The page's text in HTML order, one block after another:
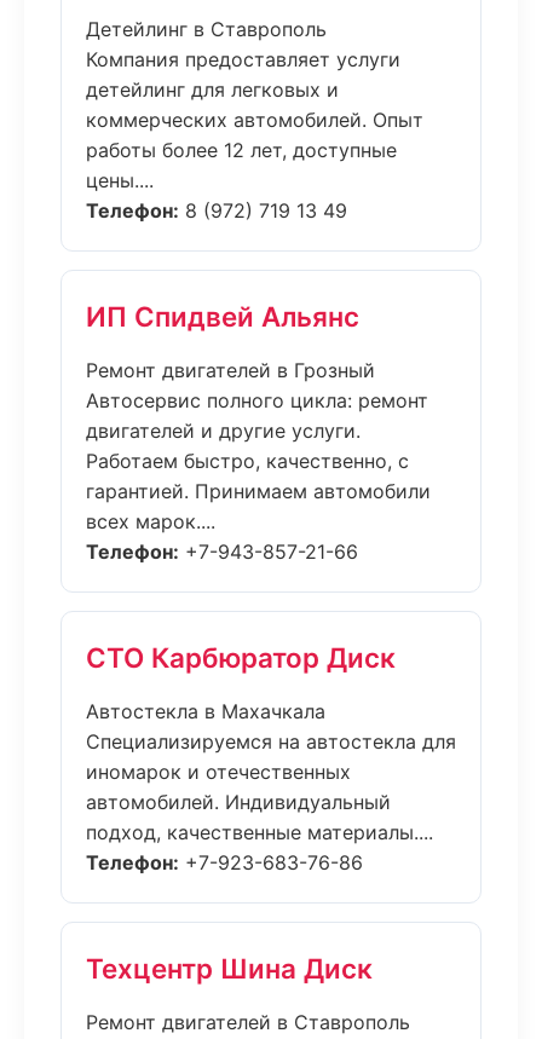
Детейлинг в Ставрополь
Компания предоставляет услуги
детейлинг для легковых и
коммерческих автомобилей. Опыт
работы более 12 лет, доступные
цены....
Телефон: 8 (972) 719 13 49
ИП Спидвей Альянс
Ремонт двигателей в Грозный
Автосервис полного цикла: ремонт
двигателей и другие услуги.
Работаем быстро, качественно, с
гарантией. Принимаем автомобили
всех марок....
Телефон: +7-943-857-21-66
СТО Карбюратор Диск
Автостекла в Махачкала
Специализируемся на автостекла для
иномарок и отечественных
автомобилей. Индивидуальный
подход, качественные материалы....
Телефон: +7-923-683-76-86
Техцентр Шина Диск
Ремонт двигателей в Ставрополь